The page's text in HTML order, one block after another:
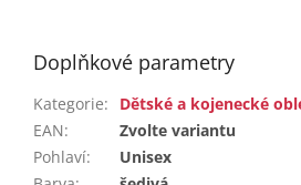
Doplňkové parametry
Kategorie:
Dětské a kojenecké
EAN:
Zvolte variantu
Pohlaví:
Unisex